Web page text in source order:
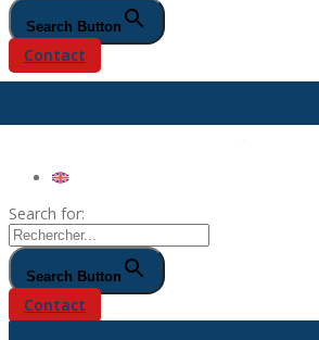
Search Button
Contact
Search for:
Search Button
Contact